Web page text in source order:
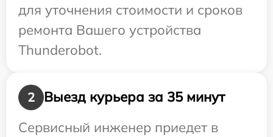
для уточнения стоимости и сроков
ремонта Вашего устройства
Thunderobot.
2
Выезд курьера за 35 минут
Сервисный инженер приедет в